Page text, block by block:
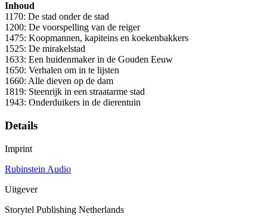
Inhoud
1170: De stad onder de stad
1200: De voorspelling van de reiger
1475: Koopmannen, kapiteins en koekenbakkers
1525: De mirakelstad
1633: Een huidenmaker in de Gouden Eeuw
1650: Verhalen om in te lijsten
1660: Alle dieven op de dam
1819: Steenrijk in een straatarme stad
1943: Onderduikers in de dierentuin
Details
Imprint
Rubinstein Audio
Uitgever
Storytel Publishing Netherlands